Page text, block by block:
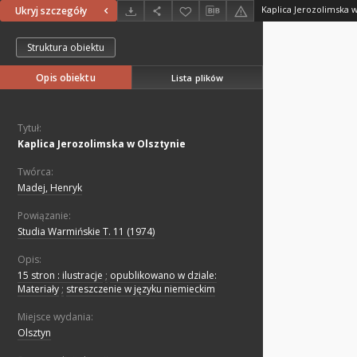
Ukryj szczegóły Kaplica Jerozolimska
Struktura obiektu
Opis obiektu Lista plików
Tytuł:
Kaplica Jerozolimska w Olsztynie
Twórca:
Madej, Henryk
Powiązanie:
Studia Warmińskie T. 11 (1974)
Opis:
15 stron : ilustracje ; opublikowano w dziale:
Materiały ; streszczenie w języku niemieckim
Miejsce wydania:
Olsztyn